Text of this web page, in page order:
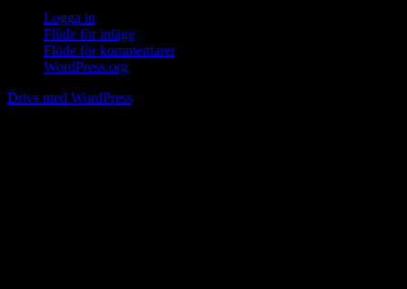
Logga in
Flöde för inlägg
Flöde för kommentarer
WordPress.org
Drivs med WordPress